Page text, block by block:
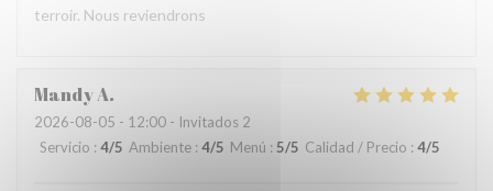
terroir. Nous reviendrons
MandyA
2026-08-05 - 12:00 - Invitados 2
Servicio : 4/5 Ambiente : 4/5 Menú : 5/5 Calidad / Precio : 4/5